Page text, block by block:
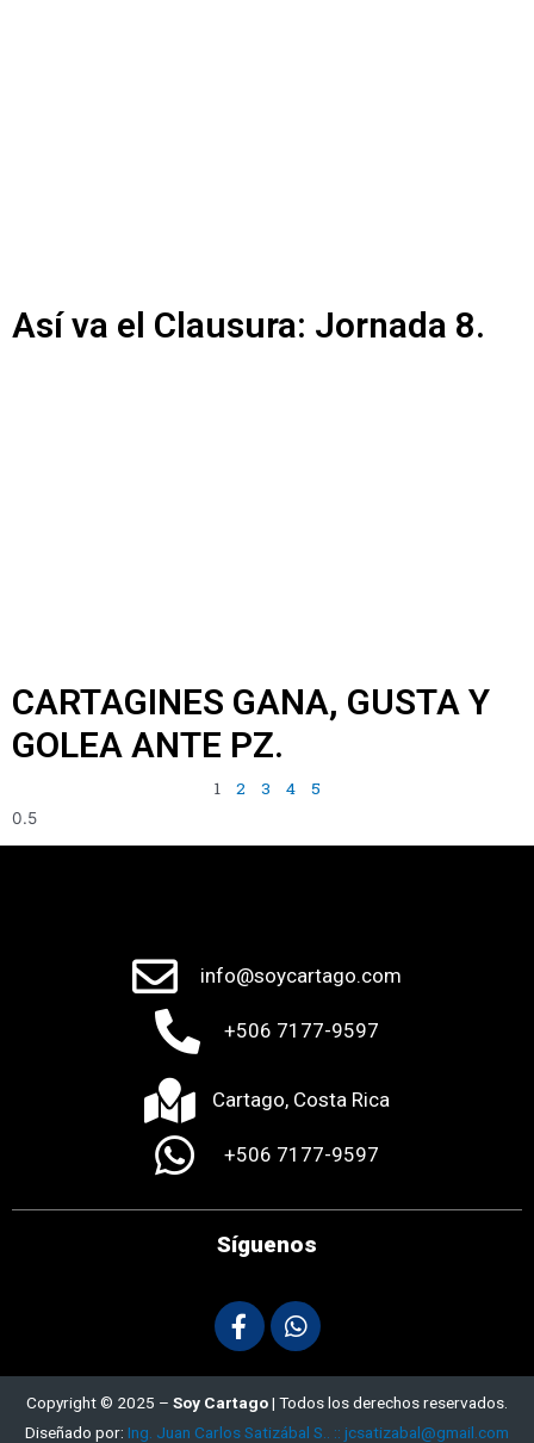
Así va el Clausura: Jornada 8.
CARTAGINES GANA, GUSTA Y
GOLEA ANTE PZ.
1 2 3 4 5
info@soycartago.com
+506 7177-9597
Cartago, Costa Rica
+506 7177-9597
Síguenos
Copyright © 2025 – Soy Cartago| Todos los derechos reservados.
Diseñado por: Ing. Juan Carlos Satizábal S.. :: jcsatizabal@gmail.com